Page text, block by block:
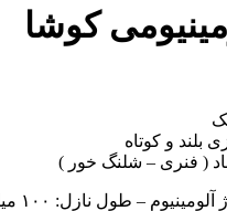
کوشا
بلند و کوتاه
( فنری – شلنگ خور )
– طول نازل: ۱۰۰ میلی‌متر